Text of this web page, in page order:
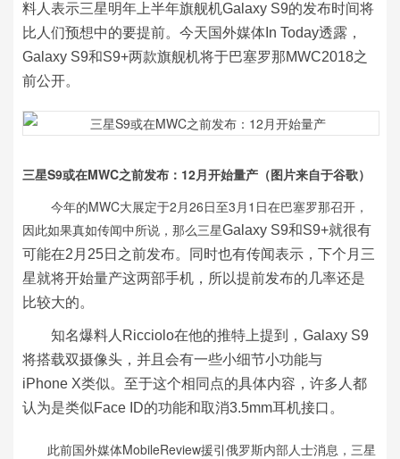
料人表示三星明年上半年旗舰机Galaxy S9的发布时间将
比人们预想中的要提前。今天国外媒体In Today透露，
Galaxy S9和S9+两款旗舰机将于巴塞罗那MWC2018之
前公开。
三星S9或在MWC之前发布：12月开始量产（图片来自于谷歌）
今年的MWC大展定于2月26日至3月1日在巴塞罗那召开，
因此如果真如传闻中所说，那么三星Galaxy S9和S9+就很有
可能在2月25日之前发布。同时也有传闻表示，下个月三
星就将开始量产这两部手机，所以提前发布的几率还是
比较大的。
知名爆料人Ricciolo在他的推特上提到，Galaxy S9
将搭载双摄像头，并且会有一些小细节小功能与
iPhone X类似。至于这个相同点的具体内容，许多人都
认为是类似Face ID的功能和取消3.5mm耳机接口。
此前国外媒体MobileReview援引俄罗斯内部人士消息，三星